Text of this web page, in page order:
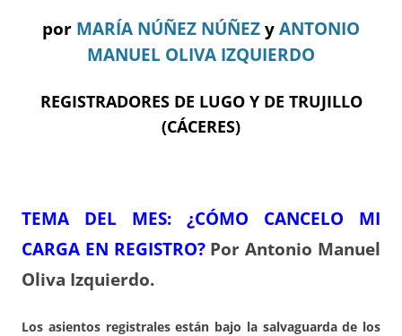
por MARÍA NÚÑEZ NÚÑEZ y ANTONIO
MANUEL OLIVA IZQUIERDO
REGISTRADORES DE LUGO Y DE TRUJILLO
(CÁCERES)
TEMA DEL MES: ¿CÓMO CANCELO MI
CARGA EN REGISTRO? Por Antonio Manuel
Oliva Izquierdo.
Los asientos registrales están bajo la salvaguarda de los